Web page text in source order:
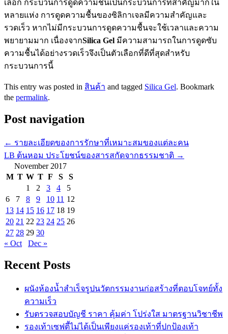
เลือก กระบวนการดูดความชื้นเป็นกระบวนการที่สำคัญมากใน
หลายแห่ง การดูดความชื้นของซิลิกาเจลมีความสำคัญและ
รวดเร็ว หากไม่มีกระบวนการดูดความชื้นจะใช้เวลาและความ
พยายามมาก เนื่องจากSilica Gel มีความสามารถในการดูดซับ
ความชื้นได้อย่างรวดเร็วจึงเป็นตัวเลือกที่ดีที่สุดสำหรับ
กระบวนการนี้
This entry was posted in สินค้า and tagged Silica Gel. Bookmark
the permalink.
Post navigation
← รายละเอียดของการรักษาที่เหมาะสมของแต่ละคน
LB ต้นหอม ประโยชน์ของสารสกัดจากธรรมชาติ →
November 2017
M T W T F S
S
1
2 3 4
5
6
7 8 9 10 11 12
13 14 15 16 17 18 19
20 21 22 23 24 25 26
27 28 29 30
« Oct
Dec »
Recent Posts
ผนังห้องน้ำสำเร็จรูปนวัตกรรมงานก่อสร้างที่ตอบโจทย์ทั้ง
ความเร็ว
รับตรวจสอบบัญชี ราคา คุ้มค่า โปร่งใส มาตรฐานวิชาชีพ
รองเท้าเซฟตี้ไม่ได้เป็นเพียงแค่รองเท้าที่ปกป้องเท้า